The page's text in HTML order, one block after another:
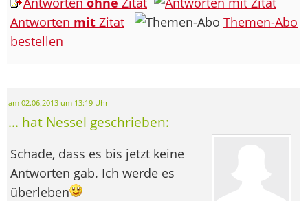
Antworten mit Zitat
Themen-Abo
bestellen
am 02.06.2013 um 13:19 Uhr
... hat Nessel geschrieben:
Schade, dass es bis jetzt keine
Antworten gab. Ich werde es
überleben